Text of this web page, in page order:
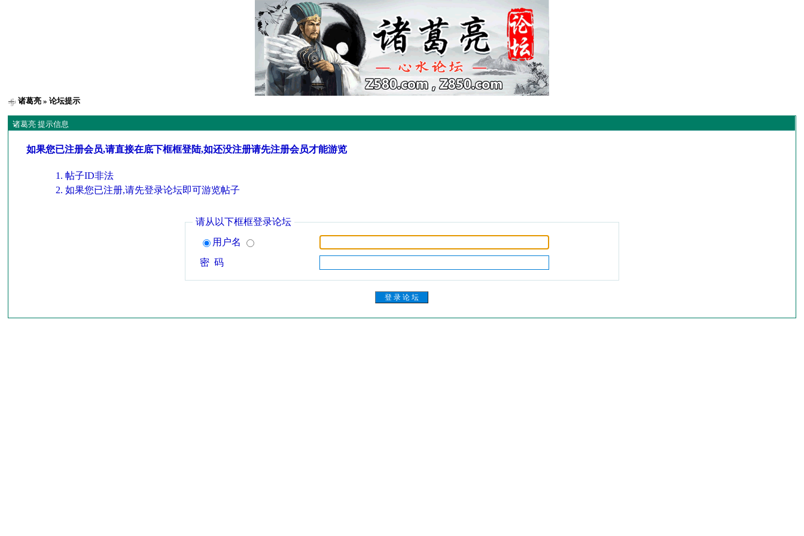
诸葛亮 » 论坛提示
诸葛亮 提示信息
如果您已注册会员,请直接在底下框框登陆,如还没注册请先注册会员才能游览
帖子ID非法
如果您已注册,请先登录论坛即可游览帖子
请从以下框框登录论坛
用户名
密 码